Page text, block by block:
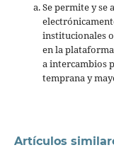
Se permite y se
institucionales
en la
a intercambios
temprana y
Artículos